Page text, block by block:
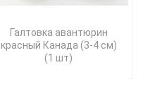
Галтовка авантюрин
красный Канада (3-4 см)
(1 шт)